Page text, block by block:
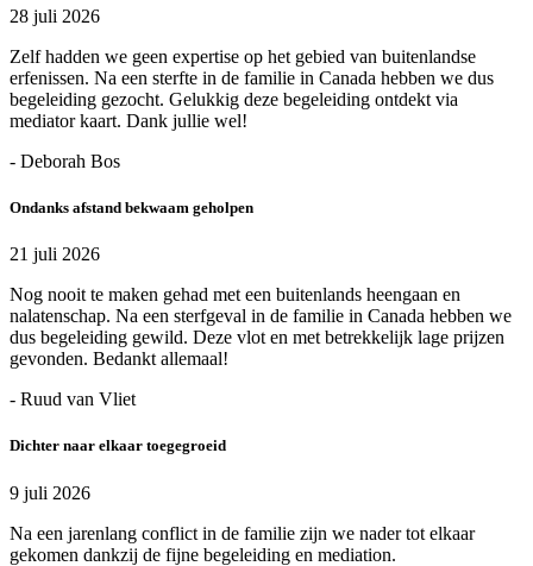
28 juli 2026
Zelf hadden we geen expertise op het gebied van buitenlandse
erfenissen. Na een sterfte in de familie in Canada hebben we dus
begeleiding gezocht. Gelukkig deze begeleiding ontdekt via
mediator kaart. Dank jullie wel!
- Deborah Bos
Ondanks afstand bekwaam geholpen
21 juli 2026
Nog nooit te maken gehad met een buitenlands heengaan en
nalatenschap. Na een sterfgeval in de familie in Canada hebben we
dus begeleiding gewild. Deze vlot en met betrekkelijk lage prijzen
gevonden. Bedankt allemaal!
- Ruud van Vliet
Dichter naar elkaar toegegroeid
9 juli 2026
Na een jarenlang conflict in de familie zijn we nader tot elkaar
gekomen dankzij de fijne begeleiding en mediation.